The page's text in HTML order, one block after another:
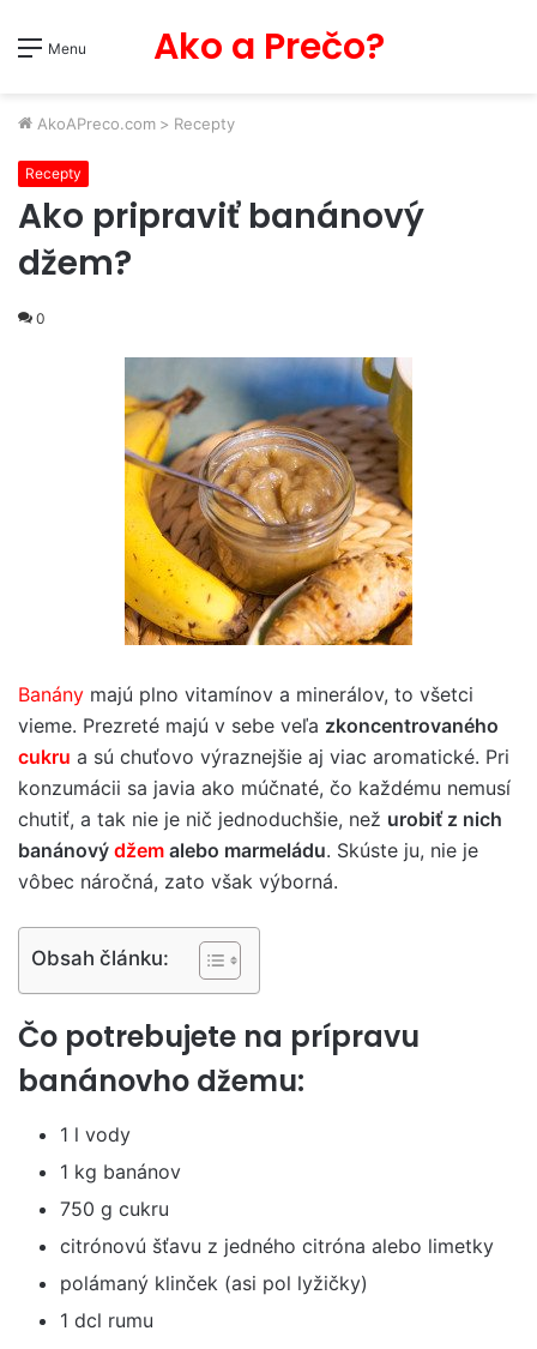
Menu Ako a Prečo?
AkoAPreco.com > Recepty
Recepty
Ako pripraviť banánový
džem?
0
Banány majú plno vitamínov a minerálov, to všetci
vieme. Prezreté majú v sebe veľa zkoncentrovaného
cukru a sú chuťovo výraznejšie aj viac aromatické. Pri
konzumácii sa javia ako múčnaté, čo každému nemusí
chutiť, a tak nie je nič jednoduchšie, než urobiť z nich
banánový džem alebo marmeládu. Skúste ju, nie je
vôbec náročná, zato však výborná.
Obsah článku:
Čo potrebujete na prípravu
banánovho džemu:
1 l vody
1 kg banánov
750 g cukru
citrónovú šťavu z jedného citróna alebo limetky
polámaný klinček (asi pol lyžičky)
1 dcl rumu